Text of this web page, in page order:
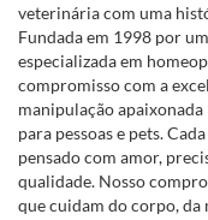
veterinária com uma
Fundada em 1998 por
especializada em
compromisso com a
manipulação
para pessoas e pets.
pensado com amor,
qualidade. Nosso
que cuidam do corpo, da